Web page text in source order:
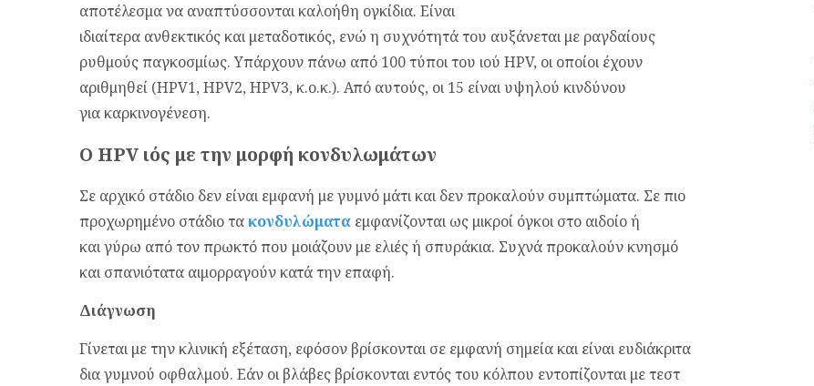
αποτέλεσμα να αναπτύσσονται καλοήθη ογκίδια. Είναι
ιδιαίτερα ανθεκτικός και μεταδοτικός, ενώ η συχνότητά του αυξάνεται με ραγδαίους
ρυθμούς παγκοσμίως. Υπάρχουν πάνω από 100 τύποι του ιού HPV, οι οποίοι έχουν
αριθμηθεί (HPV1, HPV2, HPV3, κ.ο.κ.). Από αυτούς, οι 15 είναι υψηλού κινδύνου
για καρκινογένεση.
Ο HPV ιός με την μορφή κονδυλωμάτων
Σε αρχικό στάδιο δεν είναι εμφανή με γυμνό μάτι και δεν προκαλούν συμπτώματα. Σε πιο
προχωρημένο στάδιο τα κονδυλώματα εμφανίζονται ως μικροί όγκοι στο αιδοίο ή
και γύρω από τον πρωκτό που μοιάζουν με ελιές ή σπυράκια. Συχνά προκαλούν κνησμό
και σπανιότατα αιμορραγούν κατά την επαφή.
Διάγνωση
Γίνεται με την κλινική εξέταση, εφόσον βρίσκονται σε εμφανή σημεία και είναι ευδιάκριτα
δια γυμνού οφθαλμού. Εάν οι βλάβες βρίσκονται εντός του κόλπου εντοπίζονται με τεστ